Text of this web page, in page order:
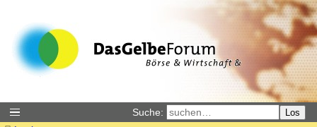
Suche: Los